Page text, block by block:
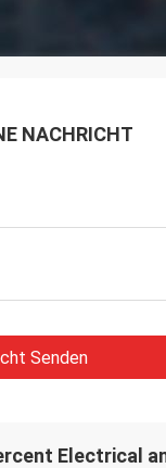
NACHRICHT
Senden
Electrical